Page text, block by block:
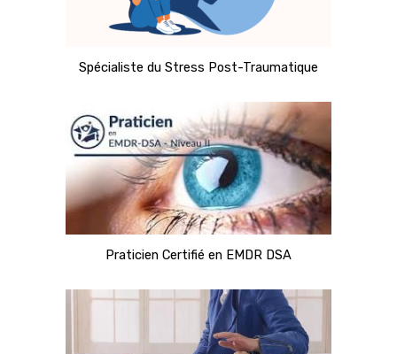
Spécialiste du Stress Post-Traumatique
Praticien Certifié en EMDR DSA